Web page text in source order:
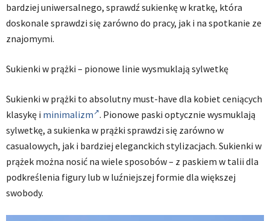
bardziej uniwersalnego, sprawdź sukienkę w kratkę, która
doskonale sprawdzi się zarówno do pracy, jak i na spotkanie ze
znajomymi.
Sukienki w prążki – pionowe linie wysmuklają sylwetkę
Sukienki w prążki to absolutny must-have dla kobiet ceniących
klasykę i minimalizm . Pionowe paski optycznie wysmuklają
sylwetkę, a sukienka w prążki sprawdzi się zarówno w
casualowych, jak i bardziej eleganckich stylizacjach. Sukienki w
prążek można nosić na wiele sposobów – z paskiem w talii dla
podkreślenia figury lub w luźniejszej formie dla większej
swobody.